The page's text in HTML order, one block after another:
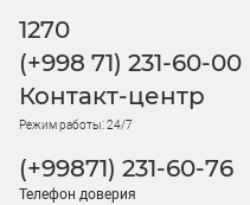
1270
(+998 71) 231-60-00
Контакт-центр
Режим работы: 24/7
(+99871) 231-60-76
Телефон доверия